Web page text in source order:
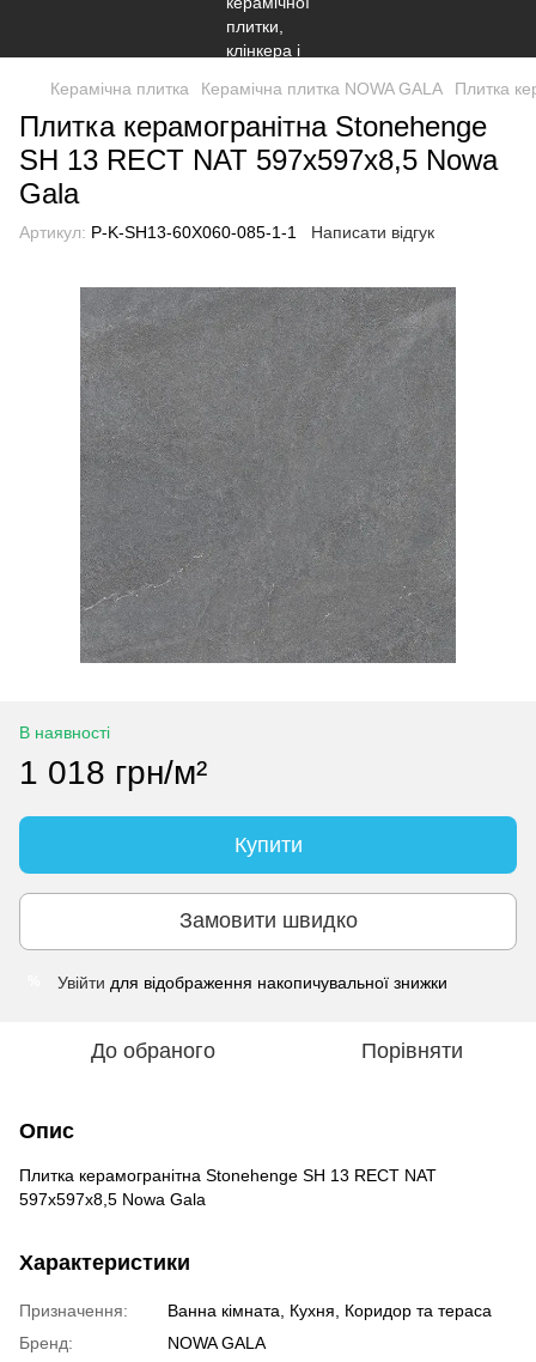
Керамічна плитка Керамічна плитка NOWA GALA Плитка
Плитка керамогранітна Stonehenge
SH 13 RECT NAT 597x597x8,5 Nowa
Gala
Артикул: P-K-SH13-60X060-085-1-1 Написати відгук
В наявності
1 018 грн/м²
Купити
Замовити швидко
Увійти для відображення накопичувальної знижки
До обраного Порівняти
Опис
Плитка керамогранітна Stonehenge SH 13 RECT NAT
597x597x8,5 Nowa Gala
Характеристики
Призначення:
Ванна кімната, Кухня, Коридор та тераса
Бренд:
NOWA GALA